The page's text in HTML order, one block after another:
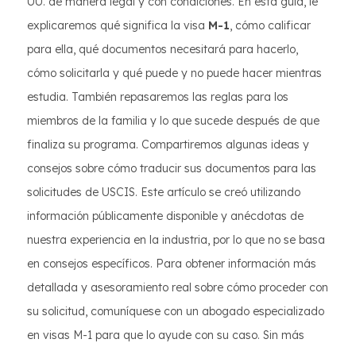
explicaremos qué significa la visa M-1, cómo calificar
para ella, qué documentos necesitará para hacerlo,
cómo solicitarla y qué puede y no puede hacer mientras
estudia. También repasaremos las reglas para los
miembros de la familia y lo que sucede después de que
finaliza su programa. Compartiremos algunas ideas y
consejos sobre cómo traducir sus documentos para las
solicitudes de USCIS. Este artículo se creó utilizando
información públicamente disponible y anécdotas de
nuestra experiencia en la industria, por lo que no se basa
en consejos específicos. Para obtener información más
detallada y asesoramiento real sobre cómo proceder con
su solicitud, comuníquese con un abogado especializado
en visas M-1 para que lo ayude con su caso. Sin más